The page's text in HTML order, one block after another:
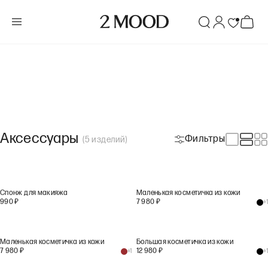
Аксессуары (5 изделий) Фильтры
Спонж для макияжа
990₽
Маленькая косметичка из кожи
7 980 ₽ +1
Маленькая косметичка из кожи
7 980 ₽ +1
Большая косметичка из кожи
12 980 ₽ +1